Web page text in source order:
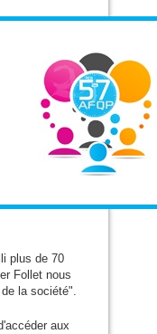
plus de 70
Follet nous
la société".
aux